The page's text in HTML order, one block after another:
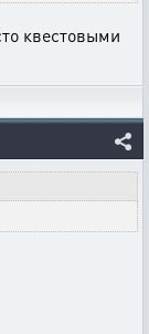
квестовыми